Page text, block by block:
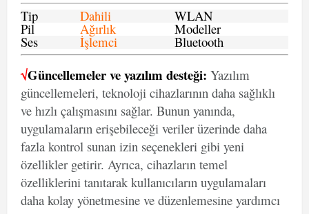
Tip
Dahili WLAN
Pil Ağırlık Modeller
Ses İşlemci Bluetooth
√Güncellemeler ve yazılım desteği: Yazılım
güncellemeleri, teknoloji cihazlarının daha sağlıklı
ve hızlı çalışmasını sağlar. Bunun yanında,
uygulamaların erişebileceği veriler üzerinde daha
fazla kontrol sunan izin seçenekleri gibi yeni
özellikler getirir. Ayrıca, cihazların temel
özelliklerini tanıtarak kullanıcıların uygulamaları
daha kolay yönetmesine ve düzenlemesine yardımcı